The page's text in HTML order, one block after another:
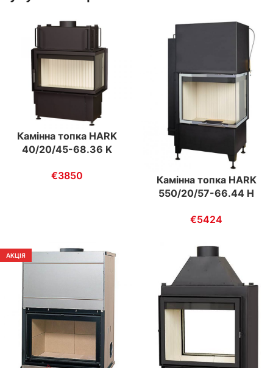
Камінна топка HARK
40/20/45-68.36 K
€3850
Камінна топка HARK
550/20/57-66.44 H
€5424
АКЦІЯ